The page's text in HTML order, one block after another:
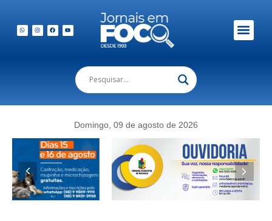
Domingo, 09 de agosto de 2026